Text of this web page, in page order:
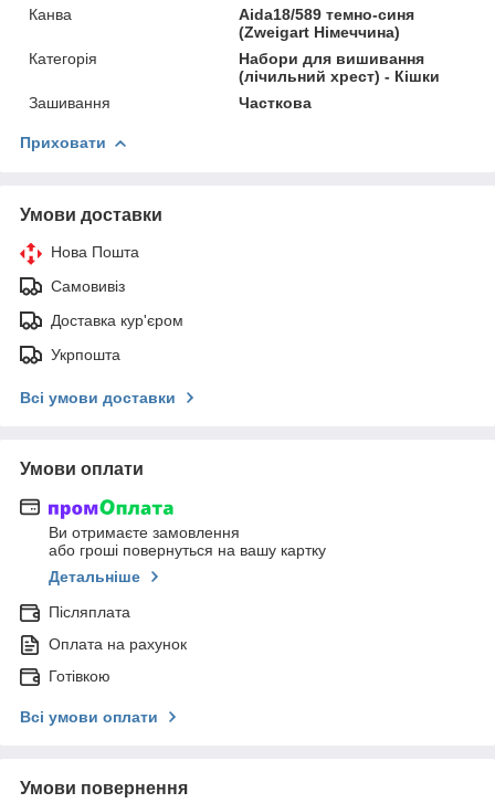
Канва
Aida18/589 темно-синя
(Zweigart Німеччина)
Категорія
Набори для вишивання
(лічильний хрест) - Кішки
Зашивання
Часткова
Приховати
Умови доставки
Нова Пошта
Самовивіз
Доставка кур'єром
Укрпошта
Всі умови доставки
Умови оплати
Ви отримаєте замовлення
або гроші повернуться на вашу картку
Детальніше
Післяплата
Оплата на рахунок
Готівкою
Всі умови оплати
Умови повернення